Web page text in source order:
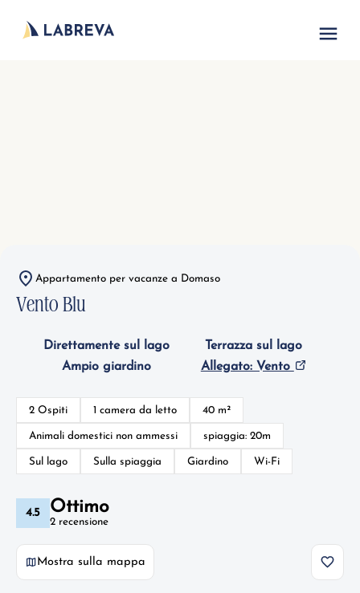
Appartamento per vacanze a Domaso
Vento Blu
Direttamente sul lago
Terrazza sul lago
Ampio giardino
Allegato: Vento
2 Ospiti 1 camera da letto 40 m²
Animali domestici non ammessi spiaggia: 20m
Sul lago Sulla spiaggia Giardino Wi-Fi
4.5 Ottimo
2 recensione
Mostra sulla mappa